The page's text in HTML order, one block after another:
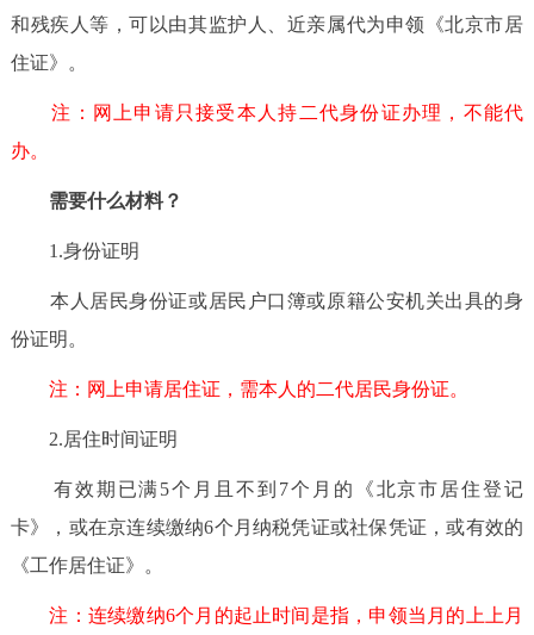
参与调查 在线访谈 图说互动
走进北京
绿色北京
多语种
DEUTSCH FRANÇAIS РУССКИЙ ЯЗЫК
ITALIANO
回到顶部
和残疾人等，可以由其监护人、近亲属代为申领《北京市居
住证》。
注：网上申请只接受本人持二代身份证办理，不能代
办。
需要什么材料？
1.身份证明
本人居民身份证或居民户口簿或原籍公安机关出具的身
份证明。
注：网上申请居住证，需本人的二代居民身份证。
2.居住时间证明
有效期已满5个月且不到7个月的《北京市居住登记
卡》，或在京连续缴纳6个月纳税凭证或社保凭证，或有效的
《工作居住证》。
注：连续缴纳6个月的起止时间是指，申领当月的上上月